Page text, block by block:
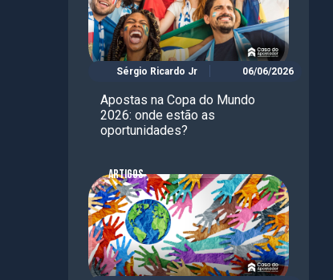
Sérgio Ricardo Jr 06/06/2026
Apostas na Copa do Mundo
2026: onde estão as
oportunidades?
ARTIGOS